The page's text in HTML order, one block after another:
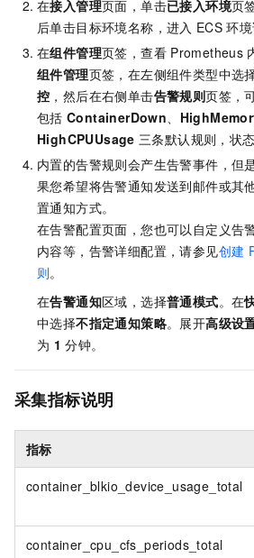
在接入管理页面，单击已接入环境页
后单击目标环境名称，进入 ECS 环境
在组件管理页签，查看 Prometheus
组件管理页签，在左侧组件类型中选
控 ，然后在右侧单击告警规则页签，
包括 ContainerDown
HighCPUUsage 三条默认规则，状
内置的告警规则会产生告警事件，但
果您希望将告警通知发送到邮件或其
置通知方式。
在告警配置页面，您也可以自定义告
内容等，告警详细配置，请参见创建
则。
在告警通知区域，选择普通模式。在
中选择不指定通知策略。展开高级设
为 1 分钟。
采集指标说明
指标
container_blkio_device_usage_total
container_cpu_cfs_periods_total